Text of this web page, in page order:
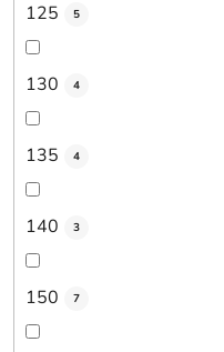
125 5
130 4
135 4
140 3
150 7